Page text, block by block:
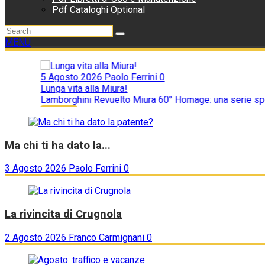
Pdf Cataloghi Optional
MENU
5 Agosto 2026Paolo Ferrini0
Lunga vita alla Miura!
Lamborghini Revuelto Miura 60° Homage: una serie speciale
Supercar
Ma chi ti ha dato la...
3 Agosto 2026 Paolo Ferrini 0
La rivincita di Crugnola
2 Agosto 2026 Franco Carmignani 0